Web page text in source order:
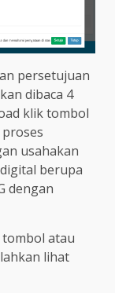
persetujuan
dibaca 4
klik tombol
usahakan
berupa
dengan
tombol atau
lihat